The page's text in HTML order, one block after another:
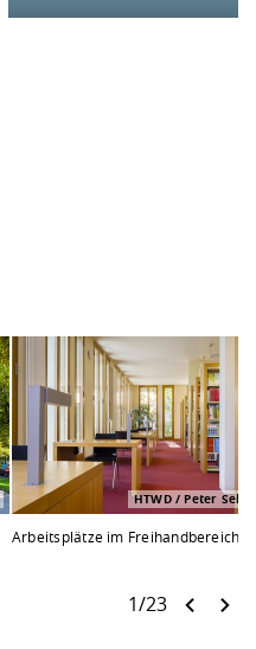
HTWD / Peter Sebb
Arbeitsplätze im Freihandbereich
1/23